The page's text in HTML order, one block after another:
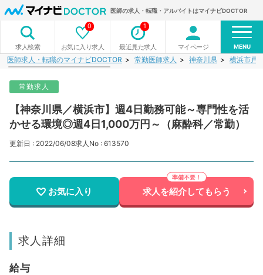
医師の求人・転職・アルバイトはマイナビDOCTOR
求人検索 お気に入り求人
0
最近見た求人
1
マイページ MENU
医師求人・転職のマイナビDOCTOR 常勤医師求人 神奈川県 横浜市戸
常勤求人
【神奈川県／横浜市】週4日勤務可能～専門性を活
かせる環境◎週4日1,000万円～（麻酔科／常勤）
更新日 : 2022/06/08求人No : 613570
お気に入り 求人を紹介してもらう
求人詳細
給与